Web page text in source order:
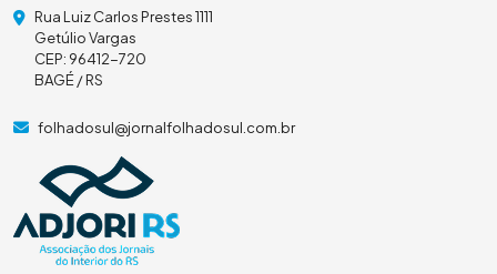
Rua Luiz Carlos Prestes 1111
Getúlio Vargas
CEP: 96412-720
BAGÉ / RS
folhadosul@jornalfolhadosul.com.br